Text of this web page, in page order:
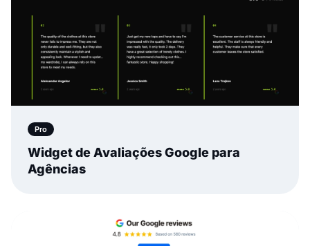
Pro
Widget de Avaliações Google para
Agências